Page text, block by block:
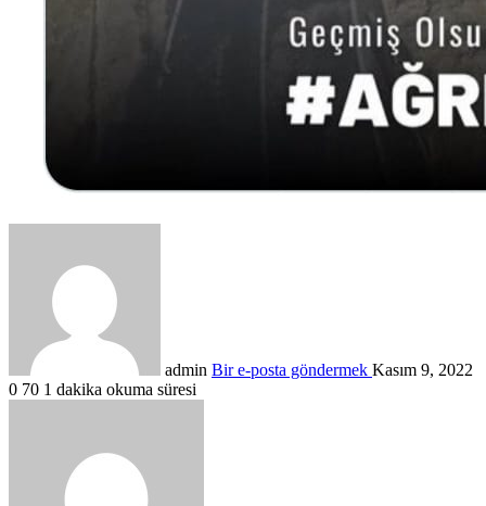
admin Bir e-posta göndermek Kasım 9, 2022
0 70 1 dakika okuma süresi